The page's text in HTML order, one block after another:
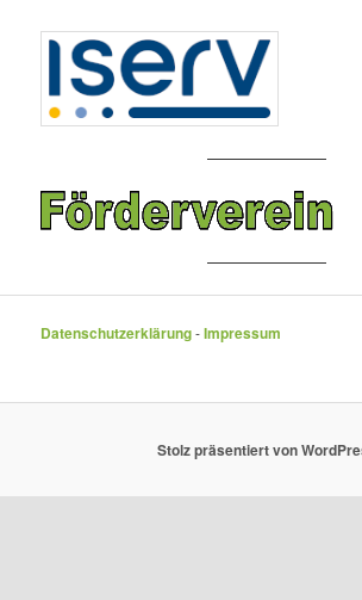
Datenschutzerklärung-Impressum
Stolz präsentiert von